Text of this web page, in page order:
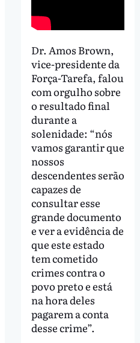
Dr. Amos Brown,
vice-presidente da
Força-Tarefa, falou
com orgulho sobre
o resultado final
durante a
solenidade: “nós
vamos garantir que
nossos
descendentes serão
capazes de
consultar esse
grande documento
e ver a evidência de
que este estado
tem cometido
crimes contra o
povo preto e está
na hora deles
pagarem a conta
desse crime”.